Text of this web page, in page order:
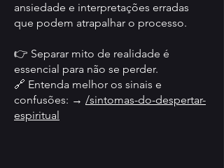
ansiedade e interpretações erradas
que podem atrapalhar o processo.
👉 Separar mito de realidade é
essencial para não se perder.
🔗 Entenda melhor os sinais e
confusões: → /sintomas-do-despertar-
espiritual